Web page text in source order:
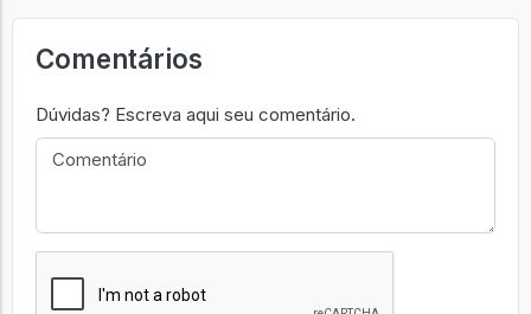
Comentários
Dúvidas? Escreva aqui seu comentário.